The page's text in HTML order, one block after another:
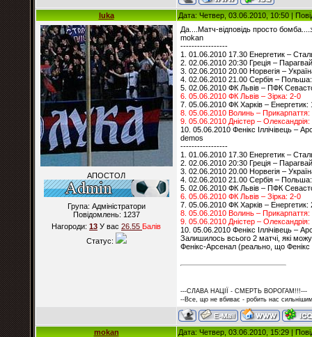
luka Дата: Четвер, 03.06.2010, 10:50 |
АПОСТОЛ
Група: Адміністратори
Повідомлень: 1237
Нагороди: 13 У вас 26.55 Балiв
Статус:
Да....Матч-відповідь просто
mokan
-----------------
1. 01.06.2010 17.30 Енергетик –
2. 02.06.2010 20:30 Греція –
3. 02.06.2010 20.00 Норвегія –
4. 02.06.2010 21.00 Сербія –
5. 02.06.2010 ФК Львів – ПФК
6. 05.06.2010 ФК Львів – Зірка: 2-0
7. 05.06.2010 ФК Харків – Енергетик:
8. 05.06.2010 Волинь – Прикарпаття:
9. 05.06.2010 Дністер – Олександрія:
10. 05.06.2010 Фенікс Іллічівець –
demos
-----------------
1. 01.06.2010 17.30 Енергетик –
2. 02.06.2010 20:30 Греція –
3. 02.06.2010 20.00 Норвегія –
4. 02.06.2010 21.00 Сербія –
5. 02.06.2010 ФК Львів – ПФК
6. 05.06.2010 ФК Львів – Зірка: 2-0
7. 05.06.2010 ФК Харків – Енергетик:
8. 05.06.2010 Волинь – Прикарпаття:
9. 05.06.2010 Дністер – Олександрія:
10. 05.06.2010 Фенікс Іллічівець –
Залишилось всього 2 матчі, які
Фенікс-Арсенал (реально, що Фенікс
---СЛАВА НАЦІЇ - СМЕРТЬ ВОРОГАМ!!!---
--Все, що не вбиває - робить нас
mokan Дата: Четвер, 03.06.2010, 15:29 |